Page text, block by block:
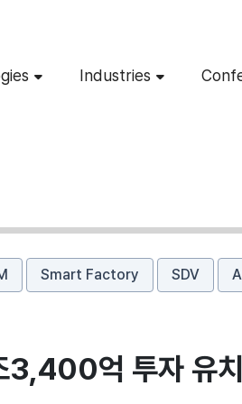
Industries
Smart Factory SDV
3,400억 투자 유치